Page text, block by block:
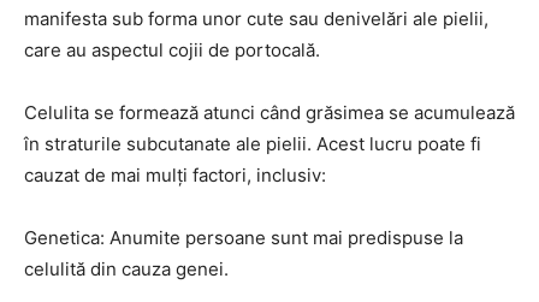
manifesta sub forma unor cute sau denivelări ale pielii,
care au aspectul cojii de portocală.
Celulita se formează atunci când grăsimea se acumulează
în straturile subcutanate ale pielii. Acest lucru poate fi
cauzat de mai mulți factori, inclusiv:
Genetica: Anumite persoane sunt mai predispuse la
celulită din cauza genei.